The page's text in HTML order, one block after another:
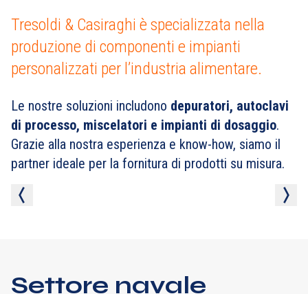
Tresoldi & Casiraghi è specializzata nella
produzione di componenti e impianti
personalizzati per l’industria alimentare.
Le nostre soluzioni includono depuratori, autoclavi
di processo, miscelatori e impianti di dosaggio.
Grazie alla nostra esperienza e know-how, siamo il
partner ideale per la fornitura di prodotti su misura.
Settore navale